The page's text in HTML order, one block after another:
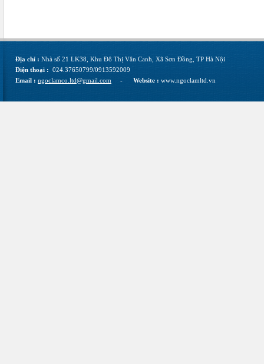
Địa chỉ : Nhà số 21 LK38, Khu Đô Thị Vân Canh, Xã Sơn Đồng, TP Hà Nội
Điện thoại : 024.37650799/0913592009
Email : ngoclamco.ltd@gmail.com - Website : www.ngoclamltd.vn